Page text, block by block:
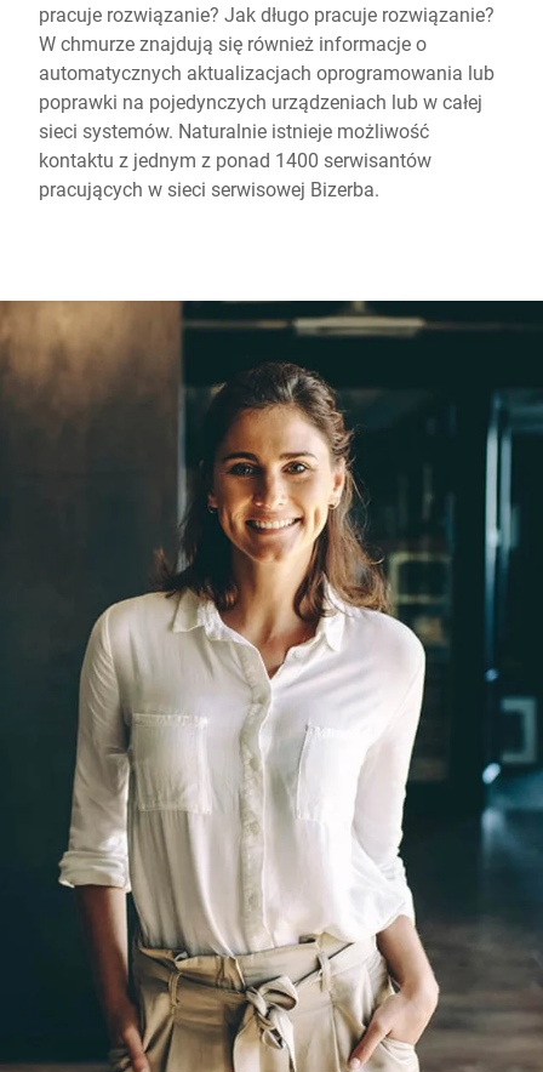
pracuje rozwiązanie? Jak długo pracuje rozwiązanie?
W chmurze znajdują się również informacje o
automatycznych aktualizacjach oprogramowania lub
poprawki na pojedynczych urządzeniach lub w całej
sieci systemów. Naturalnie istnieje możliwość
kontaktu z jednym z ponad 1400 serwisantów
pracujących w sieci serwisowej Bizerba.